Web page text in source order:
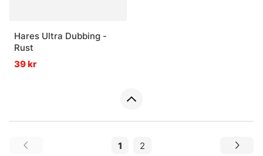
Hares Ultra Dubbing -
Rust
39 kr
1 2